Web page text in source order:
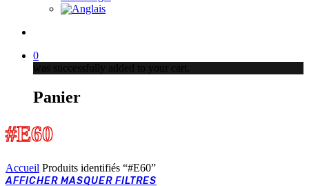
0
was successfully added to your cart.
Panier
#E60
Accueil Produits identifiés “#E60”
AFFICHER MASQUER FILTRES